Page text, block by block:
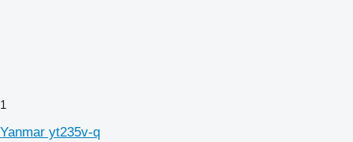
1
Yanmar yt235v-q